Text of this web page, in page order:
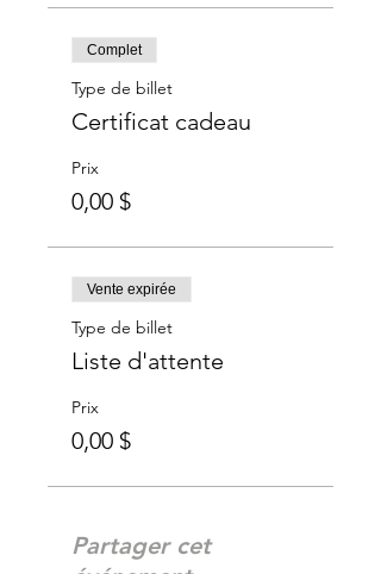
Complet
Type de billet
Certificat cadeau
Prix
0,00 $
Vente expirée
Type de billet
Liste d'attente
Prix
0,00 $
Partager cet